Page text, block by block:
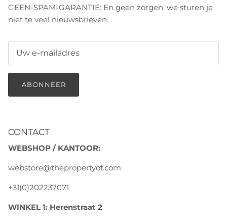
GEEN-SPAM-GARANTIE: En geen zorgen, we sturen je
niet te veel nieuwsbrieven.
ABONNEER
CONTACT
WEBSHOP / KANTOOR:
webstore@thepropertyof.com
+31(0)202237071
WINKEL 1: Herenstraat 2